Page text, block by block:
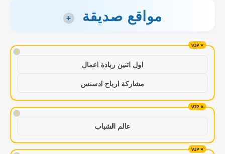
مواقع صديقة +
!
اول اثنين ريادة اعمال
مشاركة ارباح ادسنس
!
عالم الشباب